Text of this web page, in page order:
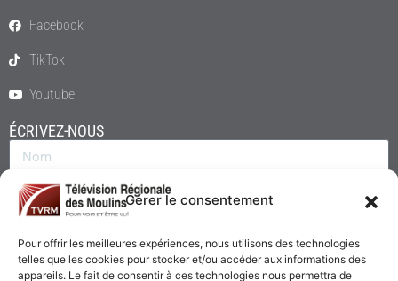
Gérer le consentement
Pour offrir les meilleures expériences, nous utilisons des technologies
telles que les cookies pour stocker et/ou accéder aux informations des
appareils. Le fait de consentir à ces technologies nous permettra de
Facebook
TikTok
Youtube
ÉCRIVEZ-NOUS